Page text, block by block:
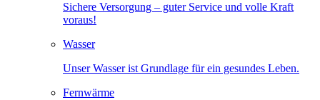
Sichere Versorgung – guter Service und volle Kraft
voraus!
Wasser
Unser Wasser ist Grundlage für ein gesundes Leben.
Fernwärme